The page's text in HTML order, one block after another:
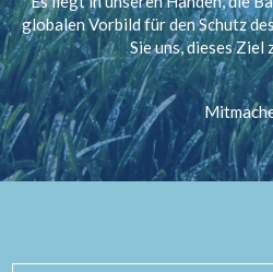
globalen Vorbild für den Schutz
Sie uns, dieses Ziel